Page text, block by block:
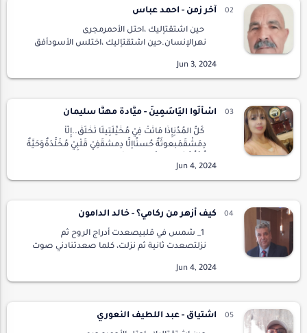
آخر زمن - احمد عباس
حين اشتقتإليك ،احتل الأحمرمجرى
نهرالإنسان.حين اشتقتإليك ،اختلس الأسودأفق
للأخضرأزهاراوصار للعواصمعصافير ترفضرقصة
اسْأَلُوا اليَاسَمِينَ - ميَّادة مهنَّا سليمان
كُلُّ المُدُنِإِذَا مَاتَتْ فِيْ مُخَيِّلَتِيلَا تُخْلَقُ..إِلَّاْ
دِمَشْقَمَبعوثَةٌ حُسنًاإلَّا دِمشقَفِيْ قَلْبِيْ مُخَلَّدَةٌوَحَيَّةٌ
كيف أزهر من ركامي؟ - خالد الدامون
1_ شمس في قلبيصعدت أدراج الروح ثم
نزلتصعدت ثانية ثم نزلت، كلما صعدتنادني صوت
الروح ثم صعدتنزلت ثانية ثم صعدت، نادنيصوت
اشتياق - عبد اللطيف النعوري